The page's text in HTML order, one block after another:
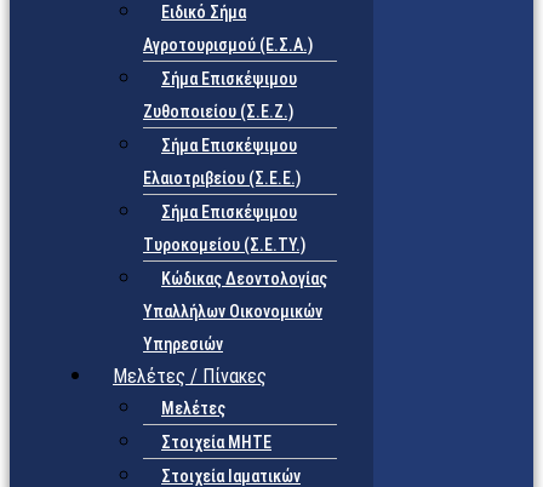
Ειδικό Σήμα
Αγροτουρισμού (Ε.Σ.Α.)
Σήμα Επισκέψιμου
Ζυθοποιείου (Σ.Ε.Ζ.)
Σήμα Επισκέψιμου
Ελαιοτριβείου (Σ.Ε.Ε.)
Σήμα Επισκέψιμου
Τυροκομείου (Σ.Ε.TY.)
Κώδικας Δεοντολογίας
Υπαλλήλων Οικονομικών
Υπηρεσιών
Μελέτες / Πίνακες
Μελέτες
Στοιχεία ΜΗΤΕ
Στοιχεία Ιαματικών